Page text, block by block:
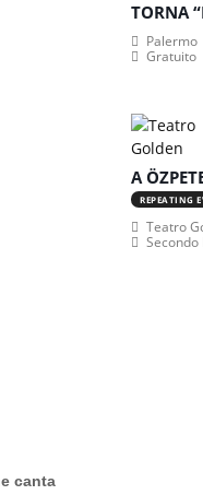
canta
TORNA
Palermo
Gratuito
A
REPEATING
Teatro